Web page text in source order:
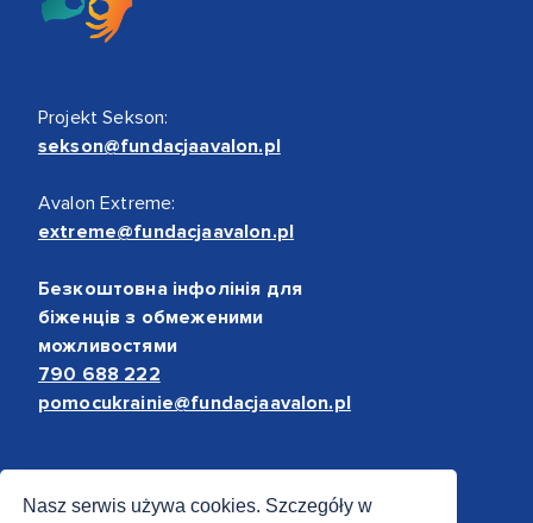
Nasz serwis używa cookies. Szczegóły w
Projekt Sekson:
sekson@fundacjaavalon.pl
Avalon Extreme:
extreme@fundacjaavalon.pl
Безкоштовна інфолінія для
біженців з обмеженими
можливостями
790 688 222
pomocukrainie@fundacjaavalon.pl
Bezpieczne płatności